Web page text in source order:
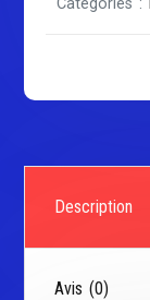
Description
Avis (0)